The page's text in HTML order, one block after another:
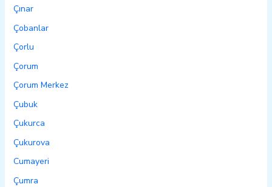
Çınar
Çobanlar
Çorlu
Çorum
Çorum Merkez
Çubuk
Çukurca
Çukurova
Cumayeri
Çumra